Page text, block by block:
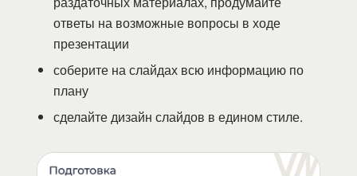
ответы на возможные вопросы в ходе
презентации
соберите на слайдах всю информацию по
плану
сделайте дизайн слайдов в едином стиле.